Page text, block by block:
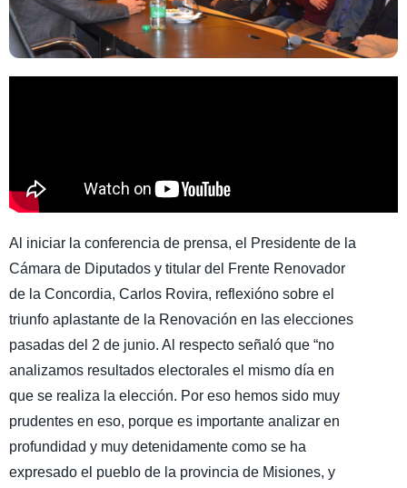
Al iniciar la conferencia de prensa, el Presidente de la
Cámara de Diputados y titular del Frente Renovador
de la Concordia, Carlos Rovira, reflexióno sobre el
triunfo aplastante de la Renovación en las elecciones
pasadas del 2 de junio. Al respecto señaló que “no
analizamos resultados electorales el mismo día en
que se realiza la elección. Por eso hemos sido muy
prudentes en eso, porque es importante analizar en
profundidad y muy detenidamente como se ha
expresado el pueblo de la provincia de Misiones, y